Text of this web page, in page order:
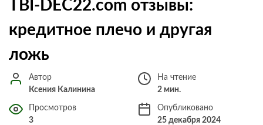
TBI-DEC22.com отзывы:
кредитное плечо и другая
ложь
Автор
Ксения Калинина
На чтение
2 мин.
Просмотров
3
Опубликовано
25 декабря 2024